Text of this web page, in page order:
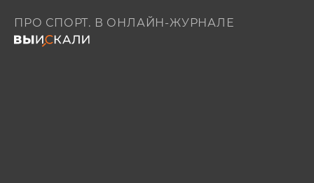
ПРО СПОРТ. В ОНЛАЙН-ЖУРНАЛЕ